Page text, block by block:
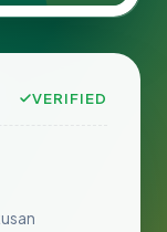
VERIFIED